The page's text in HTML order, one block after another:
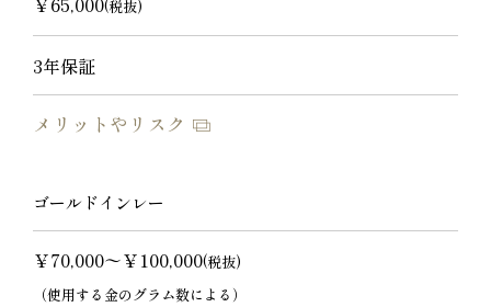
(税抜)
3年保証
メリットやリスク
ゴールドインレー
￥70,000〜￥100,000(税抜)
（使用する金のグラム数による）